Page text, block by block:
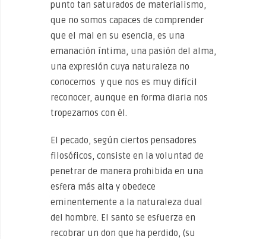
punto tan saturados de materialismo,
que no somos capaces de comprender
que el mal en su esencia, es una
emanación íntima, una pasión del alma,
una expresión cuya naturaleza no
conocemos y que nos es muy difícil
reconocer, aunque en forma diaria nos
tropezamos con él.
El pecado, según ciertos pensadores
filosóficos, consiste en la voluntad de
penetrar de manera prohibida en una
esfera más alta y obedece
eminentemente a la naturaleza dual
del hombre. El santo se esfuerza en
recobrar un don que ha perdido, (su